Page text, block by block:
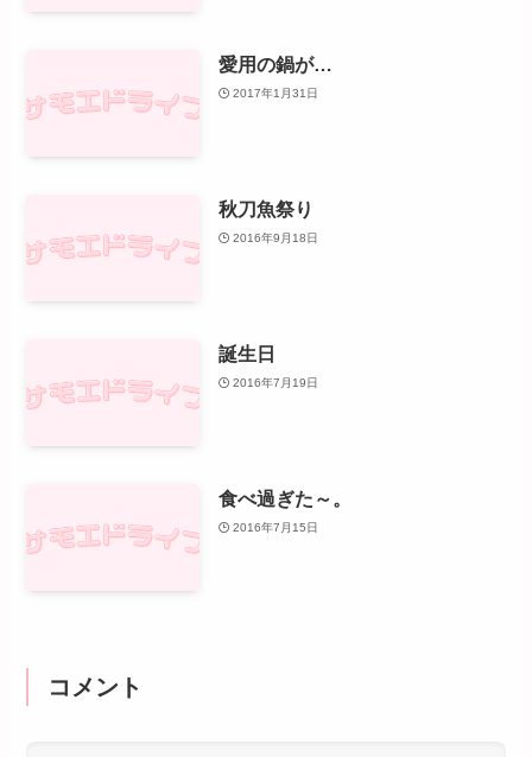
愛用の鍋が…
2017年1月31日
秋刀魚祭り
2016年9月18日
誕生日
2016年7月19日
食べ過ぎた～。
2016年7月15日
コメント